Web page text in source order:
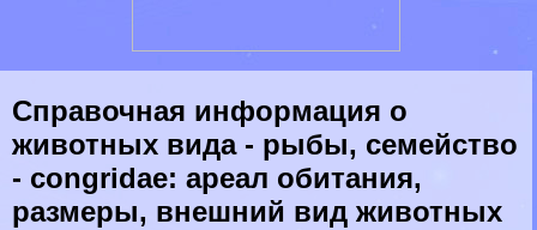
Справочная информация о
животных вида - рыбы, семейство
- congridae: ареал обитания,
размеры, внешний вид животных